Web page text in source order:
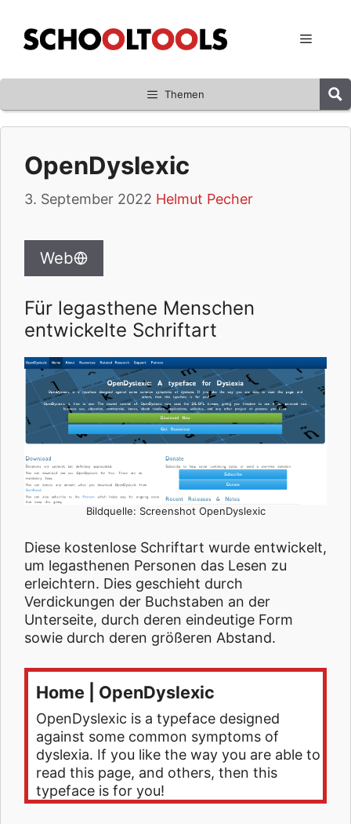
Inhalt
springen
Menü
Themen
OpenDyslexic
3. September 2022 Helmut Pecher
Web
Für legasthene Menschen
entwickelte Schriftart
Bildquelle: Screenshot OpenDyslexic
Diese kostenlose Schriftart wurde entwickelt,
um legasthenen Personen das Lesen zu
erleichtern. Dies geschieht durch
Verdickungen der Buchstaben an der
Unterseite, durch deren eindeutige Form
sowie durch deren größeren Abstand.
Home | OpenDyslexic
OpenDyslexic is a typeface designed
against some common symptoms of
dyslexia. If you like the way you are able to
read this page, and others, then this
typeface is for you!